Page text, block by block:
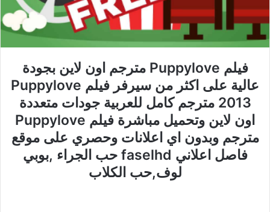
فيلم Puppylove مترجم اون لاين بجودة
عالية على اكثر من سيرفر فيلم Puppylove
2013 مترجم كامل للعربية جودات متعددة
اون لاين وتحميل مباشرة فيلم Puppylove
مترجم وبدون اي اعلانات وحصري على موقع
فاصل اعلاني faselhd حب الجراء ,بوبي
لوف,حب الكلاب